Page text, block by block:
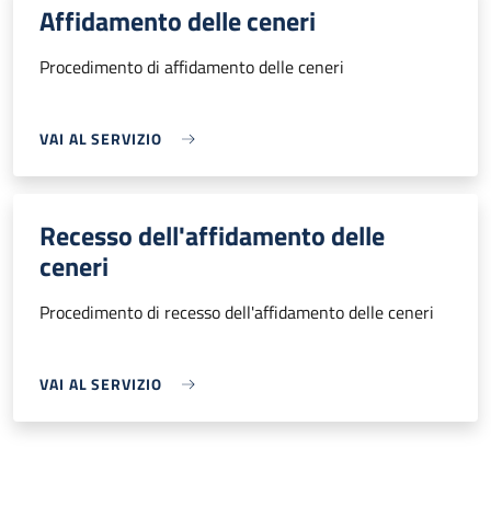
Affidamento delle ceneri
Procedimento di affidamento delle ceneri
VAI AL SERVIZIO
Recesso dell'affidamento delle
ceneri
Procedimento di recesso dell'affidamento delle ceneri
VAI AL SERVIZIO